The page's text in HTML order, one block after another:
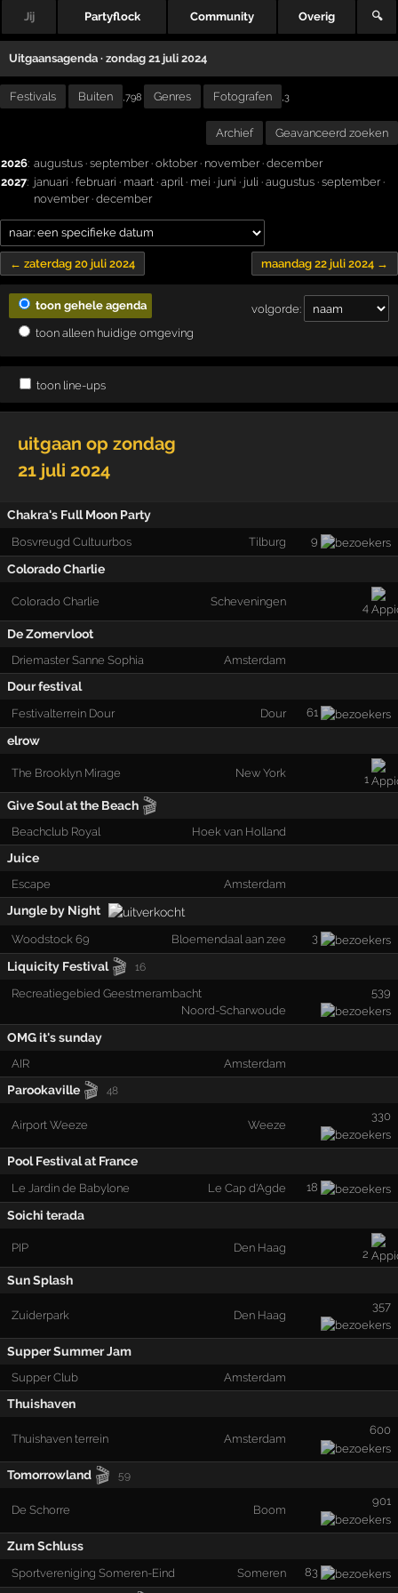
Jij Partyflock Community Overig 🔍
Uitgaansagenda · zondag 21 juli 2024
Festivals Buiten ,798 Genres Fotografen ,3
Archief Geavanceerd zoeken
2026: augustus · september· oktober· november· december
2027: januari · februari · maart · april· mei · juni · juli · augustus · september·
november· december
← zaterdag 20 juli 2024 maandag 22 juli 2024 →
volgorde:
toon gehele agenda
toon alleen huidige omgeving
toon line-ups
uitgaan op zondag
21 juli 2024
Chakra's Full Moon Party
Bosvreugd Cultuurbos Tilburg 9
Colorado Charlie
Colorado Charlie Scheveningen 4
De Zomervloot
Driemaster Sanne Sophia Amsterdam
Dour festival
Festivalterrein Dour Dour 61
elrow
The Brooklyn Mirage New York 1
Give Soul at the Beach 🎬
Beachclub Royal Hoek van Holland
Juice
Escape Amsterdam
Jungle by Night
Woodstock 69 Bloemendaal aan zee 3
Liquicity Festival 🎬 16
Recreatiegebied Geestmerambacht
Noord-Scharwoude
539
OMG it's sunday
AIR Amsterdam
Parookaville 🎬 48
Airport Weeze Weeze
330
Pool Festival at France
Le Jardin de Babylone Le Cap d'Agde 18
Soichi terada
PIP Den Haag 2
Sun Splash
Zuiderpark Den Haag
357
Supper Summer Jam
Supper Club Amsterdam
Thuishaven
Thuishaven terrein Amsterdam
600
Tomorrowland 🎬 59
De Schorre Boom
901
Zum Schluss
Sportvereniging Someren-Eind Someren 83